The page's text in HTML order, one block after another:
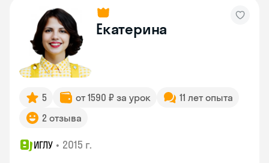
Екатерина
5 от 1590 ₽ за урок
11 лет опыта
2 отзыва
ИГЛУ • 2015 г.